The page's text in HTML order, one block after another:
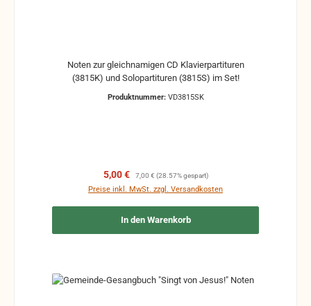
Noten zur gleichnamigen CD Klavierpartituren
(3815K) und Solopartituren (3815S) im Set!
Produktnummer: VD3815SK
Verkaufspreis:
5,00 € Regulärer Preis:
7,00 € (28.57% gespart)
Preise inkl. MwSt. zzgl. Versandkosten
In den Warenkorb